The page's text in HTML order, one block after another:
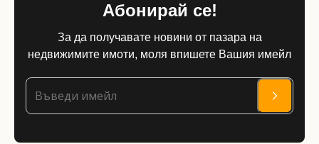
Абонирай се!
За да получавате новини от пазара на
недвижимите имоти, моля впишете Вашия имейл